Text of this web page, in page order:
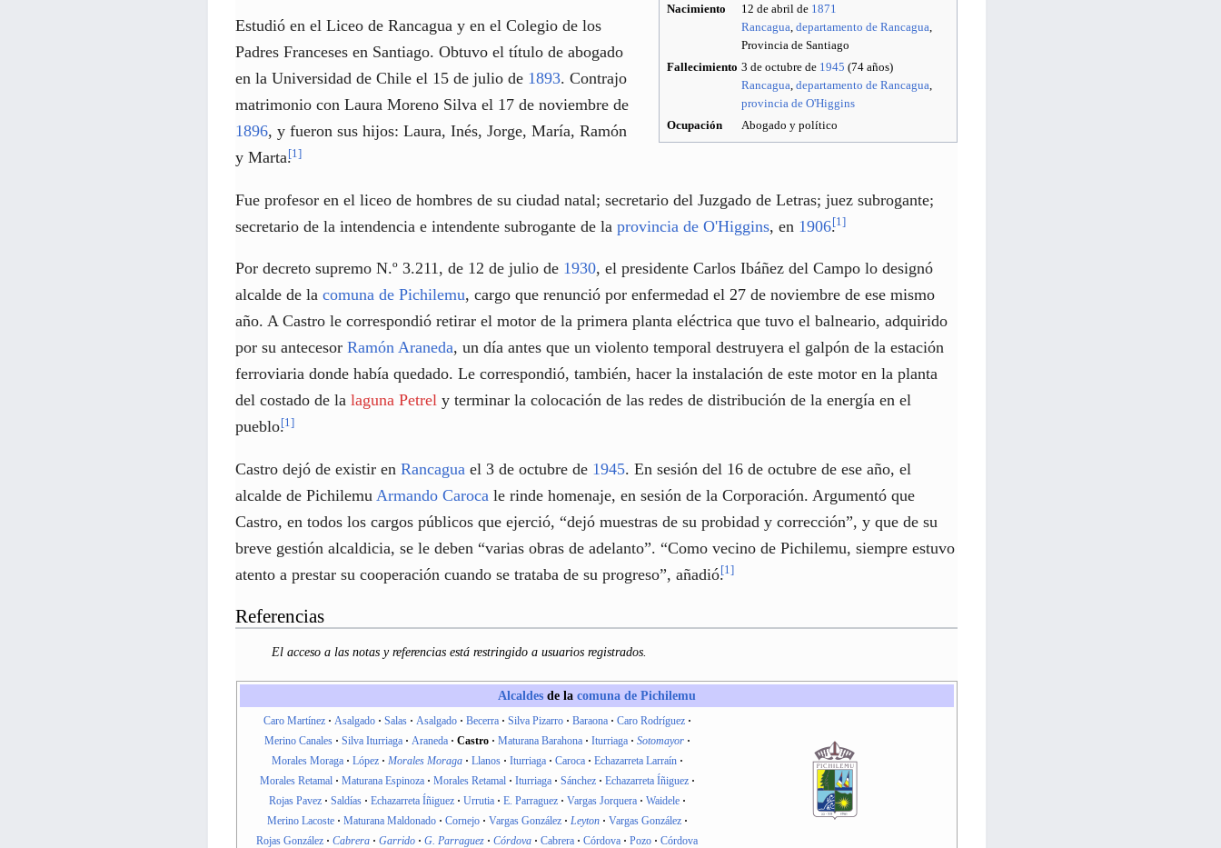
Nacimiento
12 de abril de 1871
Rancagua ,departamento de Rancagua
Provincia de Santiago
Fallecimiento 3 de octubre de 1945 (74 años)
Rancagua ,departamento de Rancagua
provincia de O'Higgins
Ocupación
Abogado y político
Estudió en el Liceo de Rancagua y en el Colegio de los
Padres Franceses en Santiago. Obtuvo el título de abogado
en la Universidad de Chile el 15 de julio de 1893. Contrajo
matrimonio con Laura Moreno Silva el 17 de noviembre de
1896, y fueron sus hijos: Laura, Inés, Jorge, María, Ramón
y Marta.[1]
Fue profesor en el liceo de hombres de su ciudad natal; secretario del Juzgado de Letras; juez subrogante;
secretario de la intendencia e intendente subrogante de laprovincia de O'Higgins, en 1906.[1]
Por decreto supremo N.º 3.211, de 12 de julio de 1930, el presidente Carlos Ibáñez del Campo lo designó
alcalde de lacomuna de Pichilemu, cargo que renunció por enfermedad el 27 de noviembre de ese mismo
año. A Castro le correspondió retirar el motor de la primera planta eléctrica que tuvo el balneario, adquirido
por su antecesorRamón Araneda, un día antes que un violento temporal destruyera el galpón de la estación
ferroviaria donde había quedado. Le correspondió, también, hacer la instalación de este motor en la planta
del costado de lalaguna Petrel y terminar la colocación de las redes de distribución de la energía en el
pueblo.[1]
Castro dejó de existir enRancagua el 3 de octubre de 1945. En sesión del 16 de octubre de ese año, el
alcalde de Pichilemu Armando Caroca le rinde homenaje, en sesión de la Corporación. Argumentó que
Castro, en todos los cargos públicos que ejerció, “dejó muestras de su probidad y corrección”, y que de su
breve gestión alcaldicia, se le deben “varias obras de adelanto”. “Como vecino de Pichilemu, siempre estuvo
atento a prestar su cooperación cuando se trataba de su progreso”, añadió.[1]
Referencias
El acceso a las notas y referencias está restringido a usuarios registrados.
Alcaldesde la comuna de Pichilemu
Caro Martínez Asalgado Salas Asalgado Becerra Silva Pizarro Baraona
Caro Rodríguez
Merino Canales
Silva Iturriaga Araneda Castro Maturana Barahona Iturriaga
Sotomayor
Morales Moraga
López Morales Moraga Llanos Iturriaga Caroca
Echazarreta Larraín
Morales Retamal
Maturana Espinoza Morales Retamal Iturriaga Sánchez
Echazarreta Íñiguez
Rojas Pavez
Saldías Echazarreta Íñiguez Urrutia E. Parraguez Vargas Jorquera
Waidele
Merino Lacoste
Maturana Maldonado Cornejo Vargas González Leyton
Vargas González
Rojas González
Cabrera Garrido G. Parraguez Córdova Cabrera Córdova Pozo Córdova